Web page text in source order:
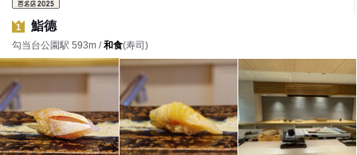
1 鮨德
勾当台公園駅 593m /和食(寿司)